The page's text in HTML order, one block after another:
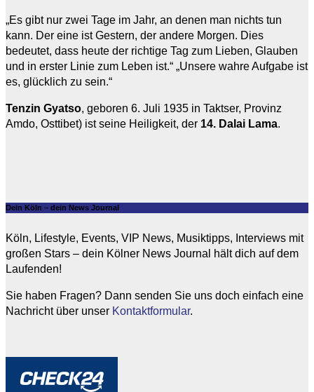
„Es gibt nur zwei Tage im Jahr, an denen man nichts tun
kann. Der eine ist Gestern, der andere Morgen. Dies
bedeutet, dass heute der richtige Tag zum Lieben, Glauben
und in erster Linie zum Leben ist.“ „Unsere wahre Aufgabe ist
es, glücklich zu sein.“
Tenzin Gyatso, geboren 6. Juli 1935 in Taktser, Provinz
Amdo, Osttibet) ist seine Heiligkeit, der 14. Dalai Lama.
Dein Köln – dein News Journal
Köln, Lifestyle, Events, VIP News, Musiktipps, Interviews mit
großen Stars – dein Kölner News Journal hält dich auf dem
Laufenden!
Sie haben Fragen? Dann senden Sie uns doch einfach eine
Nachricht über unser Kontaktformular.